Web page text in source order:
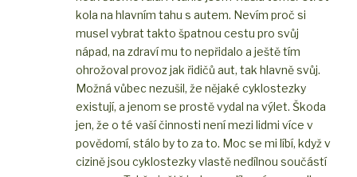
kola na hlavním tahu s autem. Nevím proč si
musel vybrat takto špatnou cestu pro svůj
nápad, na zdraví mu to nepřidalo a ještě tím
ohrožoval provoz jak řidičů aut, tak hlavně svůj.
Možná vůbec nezušil, že nějaké cyklostezky
existují, a jenom se prostě vydal na výlet. Škoda
jen, že o té vaší činnosti není mezi lidmi více v
povědomí, stálo by to za to. Moc se mi líbí, když v
cizině jsou cyklostezky vlastě nedílnou součástí